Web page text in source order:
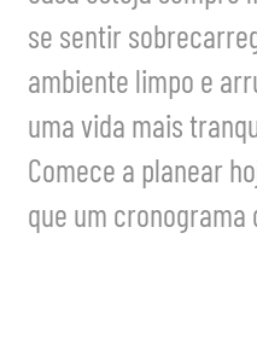
se sentir
ambiente limpo e
uma vida mais
Comece a planear
que um cronograma